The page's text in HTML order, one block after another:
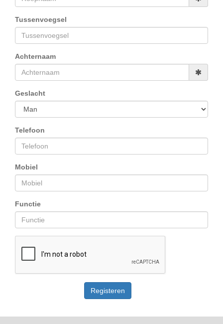
Tussenvoegsel
Achternaam
Geslacht
Telefoon
Mobiel
Functie